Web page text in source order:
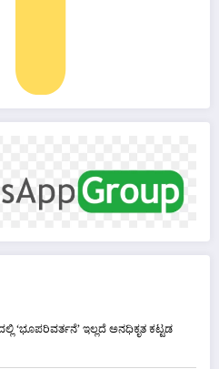
‘ಭೂಪರಿವರ್ತನೆ’ ಇಲ್ಲದೆ ಅನಧಿಕೃತ ಕಟ್ಟಡ